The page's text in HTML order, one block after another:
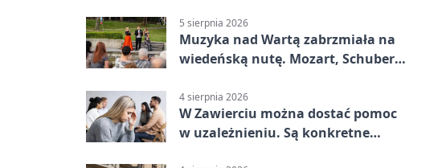
5 sierpnia 2026
Muzyka nad Wartą zabrzmiała na
wiedeńską nutę. Mozart, Schubert i
4 sierpnia 2026
W Zawierciu można dostać pomoc
w uzależnieniu. Są konkretne